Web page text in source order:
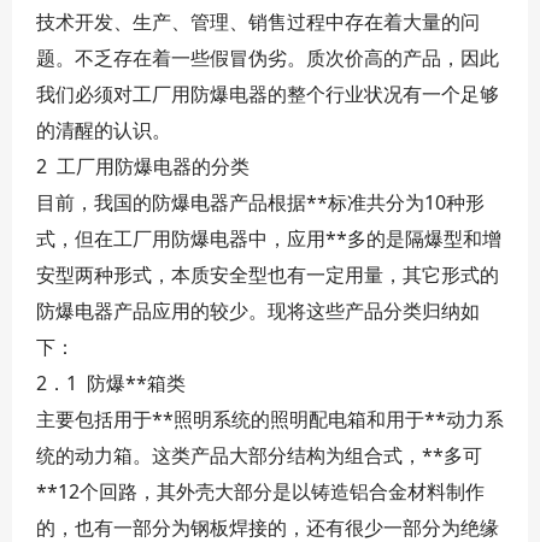
技术开发、生产、管理、销售过程中存在着大量的问
题。不乏存在着一些假冒伪劣。质次价高的产品，因此
我们必须对工厂用防爆电器的整个行业状况有一个足够
的清醒的认识。
2 工厂用防爆电器的分类
目前，我国的防爆电器产品根据**标准共分为10种形
式，但在工厂用防爆电器中，应用**多的是隔爆型和增
安型两种形式，本质安全型也有一定用量，其它形式的
防爆电器产品应用的较少。现将这些产品分类归纳如
下：
2．1 防爆**箱类
主要包括用于**照明系统的照明配电箱和用于**动力系
统的动力箱。这类产品大部分结构为组合式，**多可
**12个回路，其外壳大部分是以铸造铝合金材料制作
的，也有一部分为钢板焊接的，还有很少一部分为绝缘